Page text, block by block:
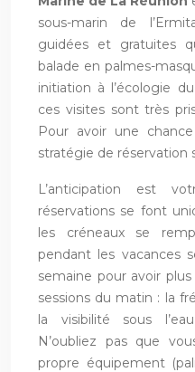
sous-marin de
guidées et gratuites
balade en palmes-
initiation à l’écologie
ces visites sont très
Pour avoir une
stratégie de réservation
L’anticipation est
réservations se font
les créneaux se
pendant les vacances
semaine pour avoir
sessions du matin : la
la visibilité sous
N’oubliez pas que
propre équipement